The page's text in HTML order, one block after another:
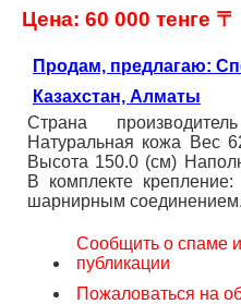
Цена: 60 000 тенге 〒
Продам, предлагаю:
Казахстан, Алматы
Страна
Натуральная кожа Вес
Высота 150.0 (см)
В комплекте
шарнирным соединением.
Сообщить о спаме
публикации
Пожаловаться на